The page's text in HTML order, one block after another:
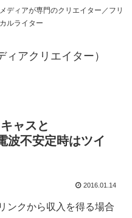
ディアが専門のクリエイター／フリ
ルライター
アクリエイター）
ャスと
波不安定時はツイ
2016.01.14
ンクから収入を得る場合